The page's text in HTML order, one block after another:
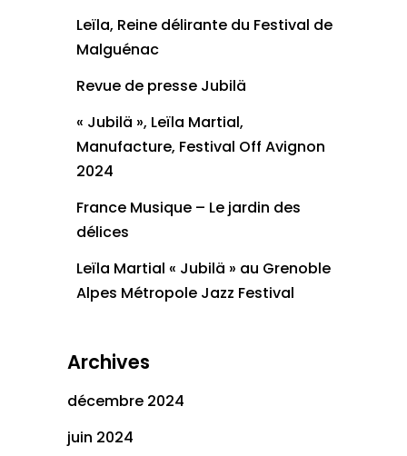
Leïla, Reine délirante du Festival de
Malguénac
Revue de presse Jubilä
« Jubilä », Leïla Martial,
Manufacture, Festival Off Avignon
2024
France Musique – Le jardin des
délices
Leïla Martial « Jubilä » au Grenoble
Alpes Métropole Jazz Festival
Archives
décembre 2024
juin 2024